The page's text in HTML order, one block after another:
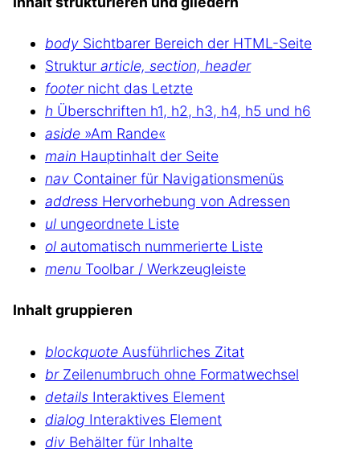
body Sichtbarer Bereich der HTML-Seite
Struktur article, section, header
footernicht das Letzte
h Überschriften h1, h2, h3, h4, h5 und h6
aside »Am Rande«
main Hauptinhalt der Seite
nav Container für Navigationsmenüs
address Hervorhebung von Adressen
ul ungeordnete Liste
ol automatisch nummerierte Liste
menu Toolbar / Werkzeugleiste
Inhalt gruppieren
blockquote Ausführliches Zitat
brZeilenumbruch ohne Formatwechsel
details Interaktives Element
dialog Interaktives Element
div Behälter für Inhalte